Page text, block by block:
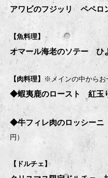
アワビのフジッリ ペペロ
【魚料理】
オマール海老のソテー ひ
【肉料理】 ※メインの中からお
◆蝦夷鹿のロースト 紅玉
◆牛フィレ肉のロッシー
円）
【ドルチェ】